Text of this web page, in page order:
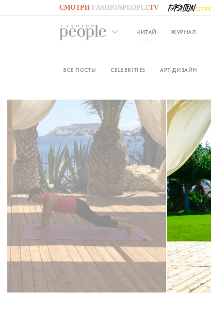
СМОТРИ FASHIONPEOPLETV
GO TO FASHIONPEOPLE
ЧИТАЙ ЖУРНАЛ
ВСЕ ПОСТЫ CELEBRITIES АРТ-ДИЗАЙН